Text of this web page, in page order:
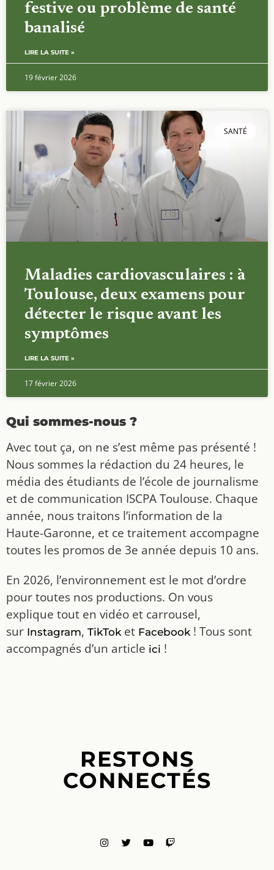
festive ou problème de santé
banalisé
LIRE LA SUITE »
19 février 2026
SANTÉ
Maladies cardiovasculaires : à
Toulouse, deux examens pour
détecter le risque avant les
symptômes
LIRE LA SUITE »
17 février 2026
Qui sommes-nous ?
Avec tout ça, on ne s’est même pas présenté !
Nous sommes la rédaction du 24 heures, le
média des étudiants de l’école de journalisme
et de communication ISCPA Toulouse. Chaque
année, nous traitons l’information de la
Haute-Garonne, et ce traitement accompagne
toutes les promos de 3e année depuis 10 ans.
En 2026, l’environnement est le mot d’ordre
pour toutes nos productions. On vous
explique tout en vidéo et carrousel,
sur Instagram, TikToket Facebook! Tous sont
accompagnés d’un article ici !
RESTONS
CONNECTÉS